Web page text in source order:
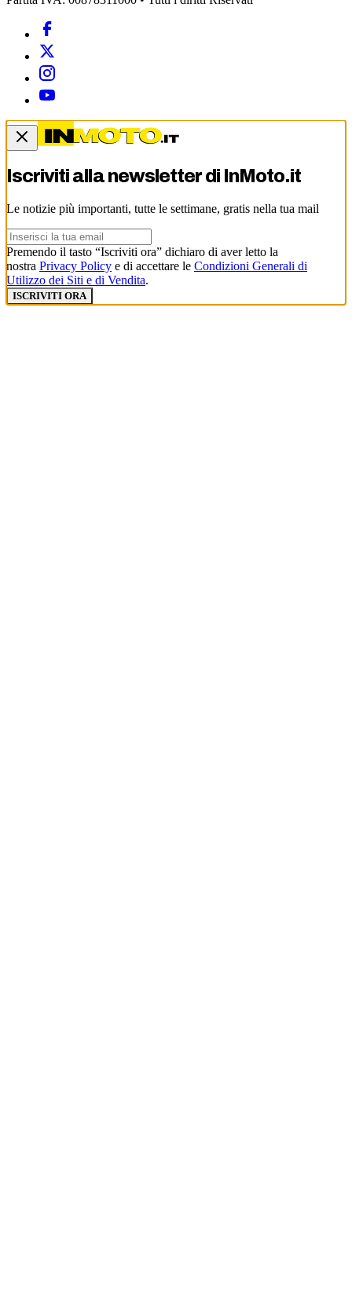
Iscriviti alla newsletter di InMoto.it
Le notizie più importanti, tutte le settimane, gratis nella tua mail
Premendo il tasto “Iscriviti ora” dichiaro di aver letto la
nostra Privacy Policy e di accettare le Condizioni Generali di
Utilizzo dei Siti e di Vendita.
ISCRIVITI ORA